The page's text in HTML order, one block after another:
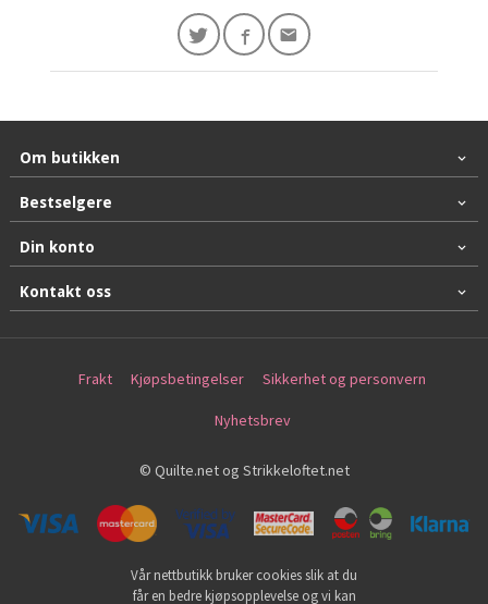
Om butikken
Bestselgere
Din konto
Kontakt oss
Frakt Kjøpsbetingelser Sikkerhet og personvern
Nyhetsbrev
© Quilte.net og Strikkeloftet.net
Vår nettbutikk bruker cookies slik at du
får en bedre kjøpsopplevelse og vi kan